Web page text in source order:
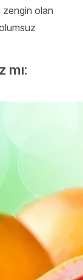
zengin olan
mı: